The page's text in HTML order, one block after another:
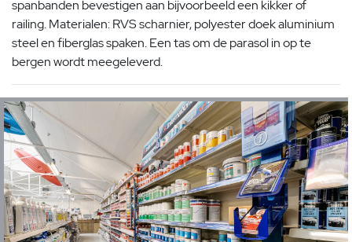
spanbanden bevestigen aan bijvoorbeeld een kikker of
railing. Materialen: RVS scharnier, polyester doek aluminium
steel en fiberglas spaken. Een tas om de parasol in op te
bergen wordt meegeleverd.